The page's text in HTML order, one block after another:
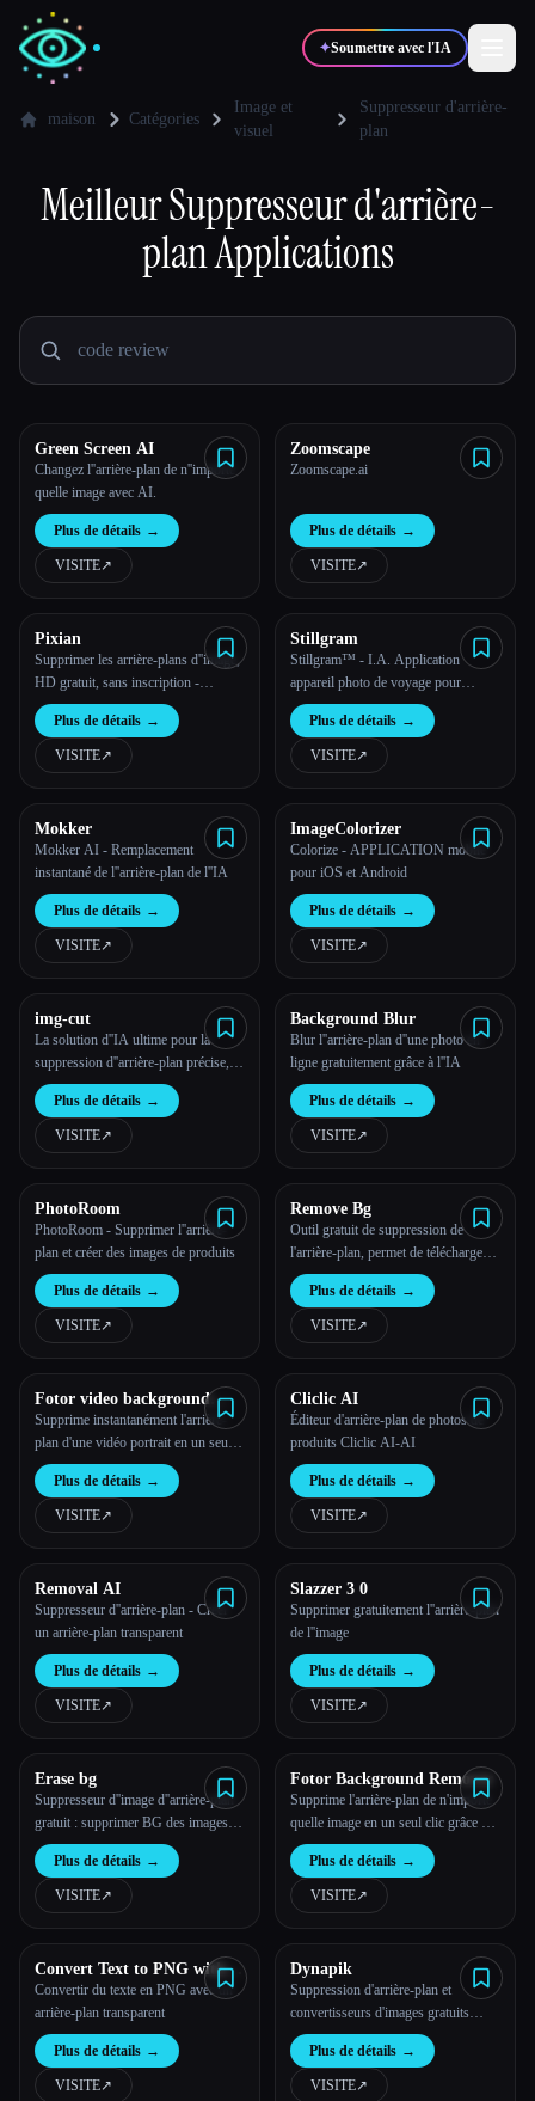
✦Soumettre avec l'IA
Développeurs 📈 Marketeurs
🎓 Étudiants
Blog
Comparer les outils
Toutes les catégories
À propos
maison Catégories
Image et
visuel
Suppresseur d'arrière-
plan
MeilleurSuppresseur d'arrière-
planApplications
Green Screen AI
Changez l''arrière-plan de n''importe
quelle image avec AI.
Plus de détails →
VISITE↗︎
Zoomscape
Zoomscape.ai
Plus de détails →
VISITE↗︎
Pixian
Supprimer les arrière-plans d''image,
HD gratuit, sans inscription -
Pixian.AI
Plus de détails →
VISITE↗︎
Stillgram
Stillgram™ - I.A. Application
appareil photo de voyage pour
iPhone®
Plus de détails →
VISITE↗︎
Mokker
Mokker AI - Remplacement
instantané de l''arrière-plan de l''IA
Plus de détails →
VISITE↗︎
ImageColorizer
Colorize - APPLICATION mobile
pour iOS et Android
Plus de détails →
VISITE↗︎
img-cut
La solution d''IA ultime pour la
suppression d''arrière-plan précise,
sécurisée et gratuite
Plus de détails →
VISITE↗︎
Background Blur
Blur l''arrière-plan d''une photo en
ligne gratuitement grâce à l''IA
Plus de détails →
VISITE↗︎
PhotoRoom
PhotoRoom - Supprimer l''arrière-
plan et créer des images de produits
Plus de détails →
VISITE↗︎
Remove Bg
Outil gratuit de suppression de
l'arrière-plan, permet de télécharger
les résultats de découpe.
Plus de détails →
VISITE↗︎
Fotor video background
remover
Supprime instantanément l'arrière-
plan d'une vidéo portrait en un seul
clic. 100 % automatiquement et
compatible avec l'IA !
Plus de détails →
VISITE↗︎
Cliclic AI
Éditeur d'arrière-plan de photos de
produits Cliclic AI-AI
Plus de détails →
VISITE↗︎
Removal AI
Suppresseur d''arrière-plan - Créer
un arrière-plan transparent
Plus de détails →
VISITE↗︎
Slazzer 3 0
Supprimer gratuitement l''arrière-plan
de l''image
Plus de détails →
VISITE↗︎
Erase bg
Suppresseur d''image d''arrière-plan
gratuit : supprimer BG des images
HD en ligne - Erase.bg
Plus de détails →
VISITE↗︎
Fotor Background Remover
Supprime l'arrière-plan de n'importe
quelle image en un seul clic grâce à
l'outil de suppression d'arrière-plan
Fotor AI. Créez des arrière-plans
transparents instantanément et
gratuitement !
Plus de détails →
VISITE↗︎
Convert Text to PNG with
Transparent Backgrounds
Convertir du texte en PNG avec un
arrière-plan transparent
Plus de détails →
VISITE↗︎
Dynapik
Suppression d'arrière-plan et
convertisseurs d'images gratuits
alimentés par l'IA
Plus de détails →
VISITE↗︎